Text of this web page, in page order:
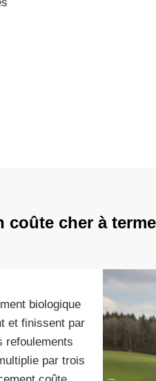
cher à
biologique
et finissent par
refoulements
par trois